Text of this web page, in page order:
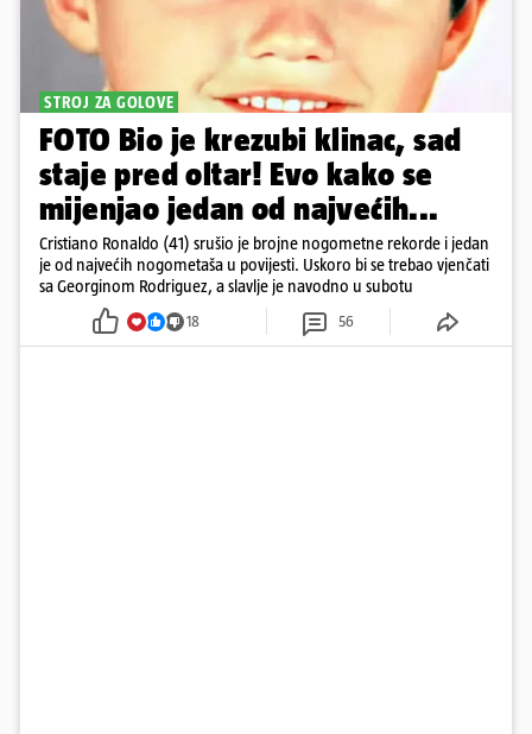
STROJ ZA GOLOVE
FOTO Bio je krezubi klinac, sad
staje pred oltar! Evo kako se
mijenjao jedan od najvećih...
Cristiano Ronaldo (41) srušio je brojne nogometne rekorde i jedan
je od najvećih nogometaša u povijesti. Uskoro bi se trebao vjenčati
sa Georginom Rodriguez, a slavlje je navodno u subotu
18 56